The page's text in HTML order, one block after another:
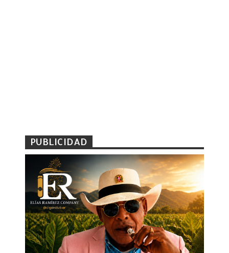
PUBLICIDAD